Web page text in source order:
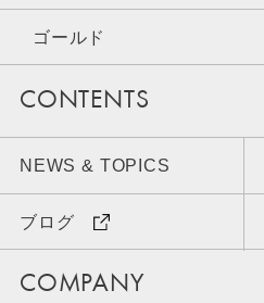
ゴールド
CONTENTS
NEWS & TOPICS
ブログ
COMPANY